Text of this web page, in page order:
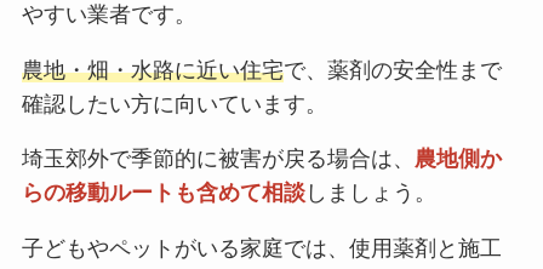
やすい業者です。
農地・畑・水路に近い住宅で、薬剤の安全性まで
確認したい方に向いています。
埼玉郊外で季節的に被害が戻る場合は、 農地側か
らの移動ルートも含めて相談しましょう。
子どもやペットがいる家庭では、使用薬剤と施工